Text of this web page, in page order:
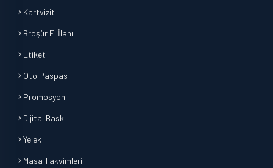
Kartvizit
Broşür El İlanı
Etiket
Oto Paspas
Promosyon
Dijital Baskı
Yelek
Masa Takvimleri